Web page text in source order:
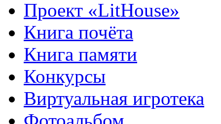
Проект «LitHouse»
Книга почёта
Книга памяти
Конкурсы
Виртуальная игротека